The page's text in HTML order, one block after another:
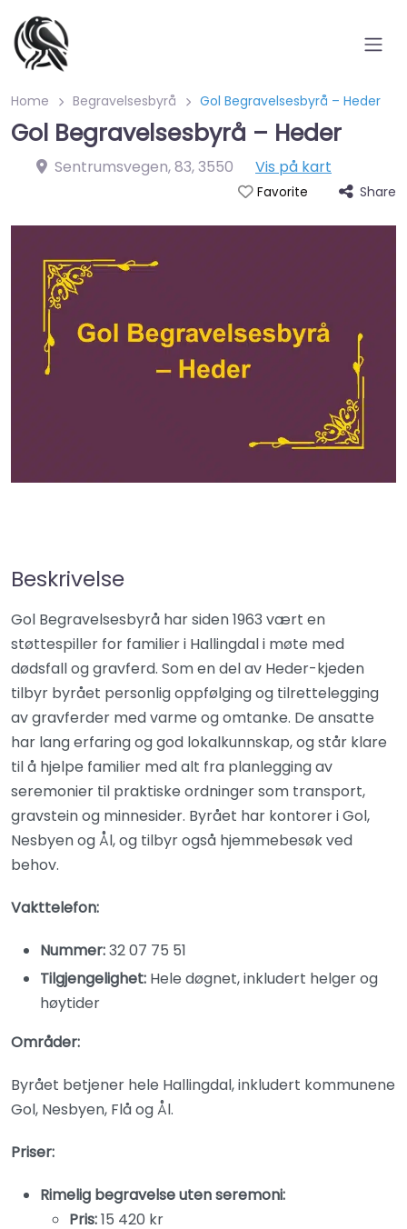
Home Begravelsesbyrå Gol Begravelsesbyrå – Heder
Gol Begravelsesbyrå – Heder
Sentrumsvegen, 83,3550 Vis på kart
Favorite Share
Beskrivelse
Gol Begravelsesbyrå har siden 1963 vært en
støttespiller for familier i Hallingdal i møte med
dødsfall og gravferd. Som en del av Heder-kjeden
tilbyr byrået personlig oppfølging og tilrettelegging
av gravferder med varme og omtanke. De ansatte
har lang erfaring og god lokalkunnskap, og står klare
til å hjelpe familier med alt fra planlegging av
seremonier til praktiske ordninger som transport,
gravstein og minnesider. Byrået har kontorer i Gol,
Nesbyen og Ål, og tilbyr også hjemmebesøk ved
behov.
Vakttelefon:
Nummer:32 07 75 51
Tilgjengelighet: Hele døgnet, inkludert helger og
høytider
Områder:
Byrået betjener hele Hallingdal, inkludert kommunene
Gol, Nesbyen, Flå og Ål.
Priser:
Rimelig begravelse uten seremoni:
Pris:15 420 kr